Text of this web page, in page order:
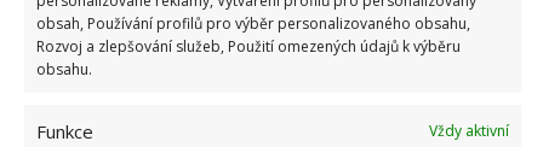
obsah, Používání profilů pro výběr personalizovaného obsahu,
Rozvoj a zlepšování služeb, Použití omezených údajů k výběru
obsahu.
Funkce
Vždy aktivní